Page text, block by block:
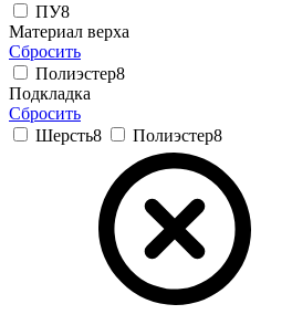
ПУ8
Материал верха
Сбросить
Полиэстер8
Подкладка
Сбросить
Шерсть8 Полиэстер8